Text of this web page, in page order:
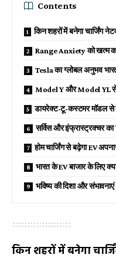
Contents
किन शहरों में बनेगा चार्जिंग
Range Anxiety को खत्म
Tesla का ग्लोबल अनुभव
Model Y और Model YL
डायरेक्ट-टू-कस्टमर मॉडल से
सर्विस और इंफ्रास्ट्रक्चर का
होम चार्जिंग से बढ़ेगा EV
भारत के EV बाजार के लिए
भविष्य की दिशा और संभावनाएं
किन शहरों में बनेगा